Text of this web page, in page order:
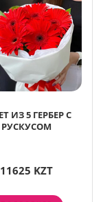
ИЗ 5 ГЕРБЕР С
РУСКУСОМ
11625 KZT